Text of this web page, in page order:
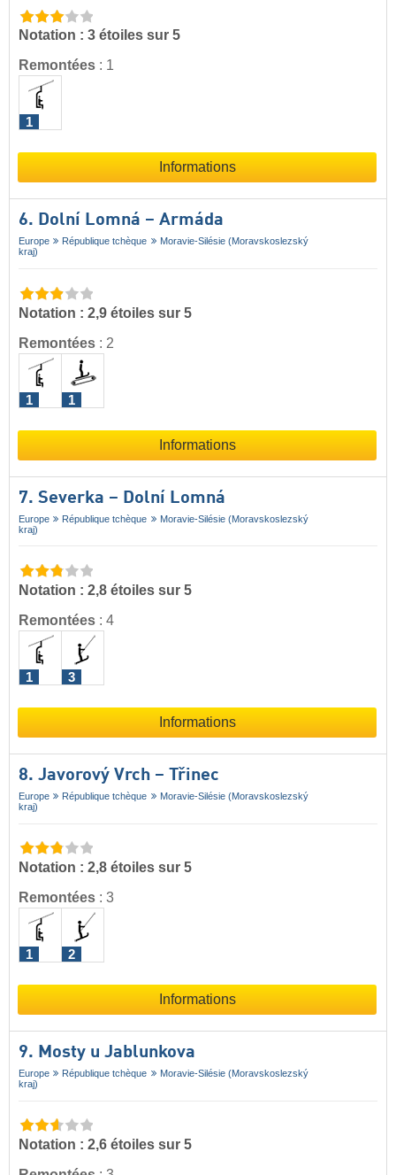
Notation : 3 étoiles sur 5
Remontées : 1
1
Informations
6. Dolní Lomná – Armáda
Europe République tchèque
Moravie-Silésie (Moravskoslezský
kraj)
Notation : 2,9 étoiles sur 5
Remontées : 2
1 1
Informations
7. Severka – Dolní Lomná
Europe République tchèque
Moravie-Silésie (Moravskoslezský
kraj)
Notation : 2,8 étoiles sur 5
Remontées : 4
1 3
Informations
8. Javorový Vrch – Třinec
Europe République tchèque
Moravie-Silésie (Moravskoslezský
kraj)
Notation : 2,8 étoiles sur 5
Remontées : 3
1 2
Informations
9. Mosty u Jablunkova
Europe République tchèque
Moravie-Silésie (Moravskoslezský
kraj)
Notation : 2,6 étoiles sur 5